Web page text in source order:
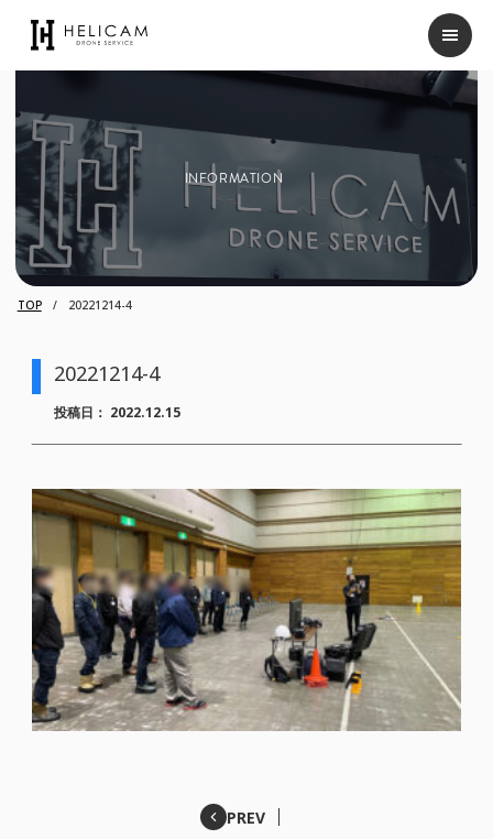
INFORMATION
TOP 20221214-4
20221214-4
投稿日： 2022.12.15
PREV